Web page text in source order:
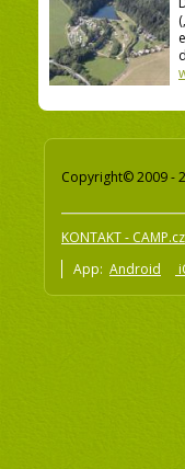
Copyright© 2009 -
KONTAKT - CAMP.cz
App: Android